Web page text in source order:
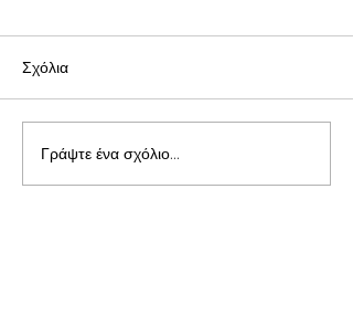
Σχόλια
Γράψτε ένα σχόλιο...